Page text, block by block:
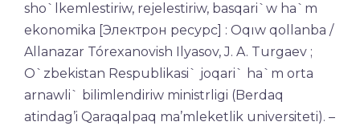
sho`lkemlestiriw, rejelestiriw, basqari`w ha`m
ekonomika [Электрон ресурс] : Oqıw qollanba /
Allanazar Tórexanovish Ilyasov, J. A. Turgaev ;
O`zbekistan Respublikasi` joqari` ha`m orta
arnawli` bilimlendiriw ministrligi (Berdaq
atindag’i Qaraqalpaq ma’mleketlik universiteti). –